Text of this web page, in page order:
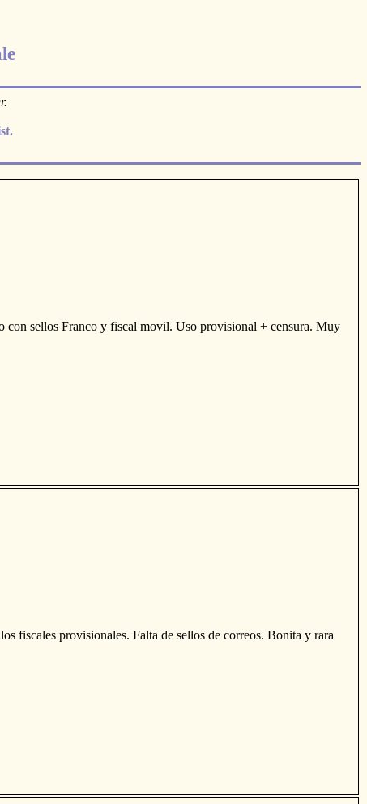
sellos Franco y fiscal movil. Uso provisional + censura. Muy
fiscales provisionales. Falta de sellos de correos. Bonita y rara